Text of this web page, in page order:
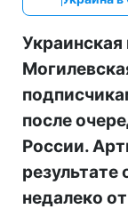
Украинская
после
России.
результате
недалеко